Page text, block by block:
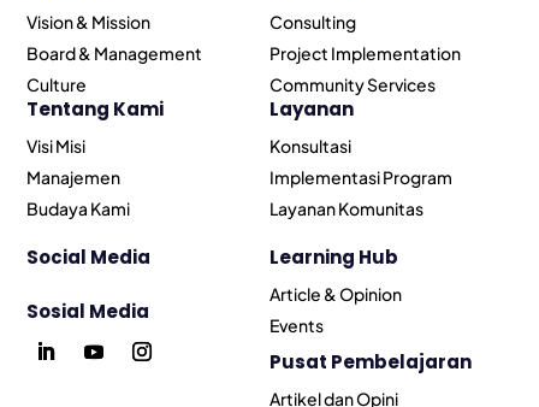
Vision & Mission
Board & Management
Culture
Tentang Kami
Visi Misi
Manajemen
Budaya Kami
Social Media
Sosial Media
Consulting
Project Implementation
Community Services
Layanan
Konsultasi
Implementasi Program
Layanan Komunitas
Learning Hub
Article & Opinion
Events
Pusat Pembelajaran
Artikel dan Opini